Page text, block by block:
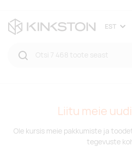
EST
Liitu meie
Ole kursis meie pakkumiste ja
tegevuste